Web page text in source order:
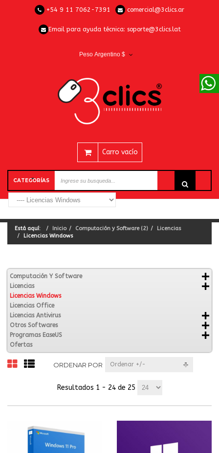
+54 9 11 7062-7391 comercial@3clics.ar
Email para ayuda técnica: soporte@3clics.lat
Peso Argentino $
Carro vacío
CATEGORÍAS
Está aquí: Inicio Computación y Software (2)
Licencias
Licencias Windows
Computación Y Software
Licencias
Licencias Windows
Licencias Office
Licencias Antivirus
Otros Softwares
Programas EaseUS
Ofertas
ORDENAR POR Ordenar +/-
Resultados 1 - 24 de 25